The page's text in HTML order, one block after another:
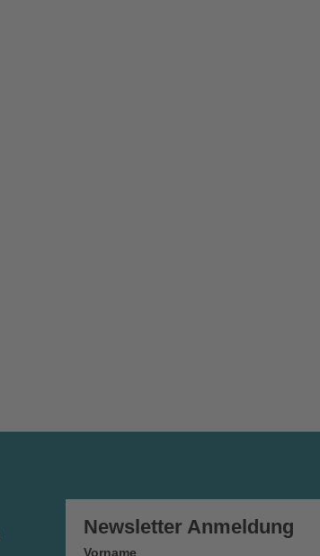
Newsletter Anmeldung
Vorname